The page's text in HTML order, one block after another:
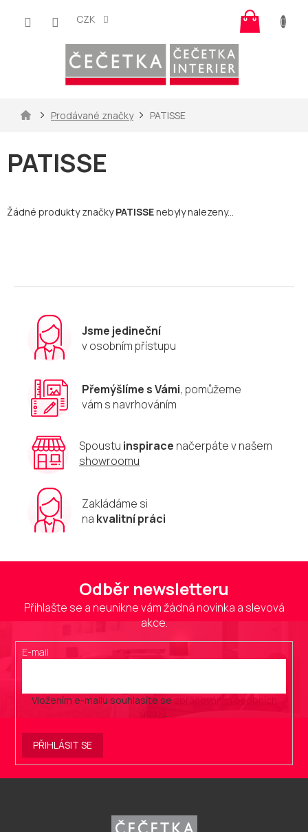
CZK
košík
DomůProdávané značky PATISSE
PATISSE
Žádné produkty značkyPATISSEnebyly nalezeny...
Jsme jedineční
v osobním přístupu
Přemýšlíme s Vámi, pomůžeme
vám s navrhováním
Spoustu inspirace načerpáte v našem
showroomu
Zakládáme si
na kvalitní práci
Odběr newsletteru
Přihlašte se a neunikne vám žádná novinka a slevová
akce.
E-mail
Vložením e-mailu souhlasíte se zpracováním osobních
.
PŘIHLÁSIT SE